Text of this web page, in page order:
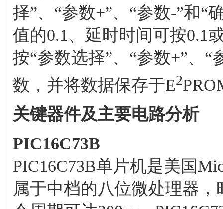
择”、“参数+”、“参数-”和“
值的0.1、延时时间可按0.1
按“参数选择”、“参数+”、
数，并将数据保存于E2
关键器件及主要电路分析
PIC16C73B
PIC16C73B单片机是美国
属于中档的八位微处理器